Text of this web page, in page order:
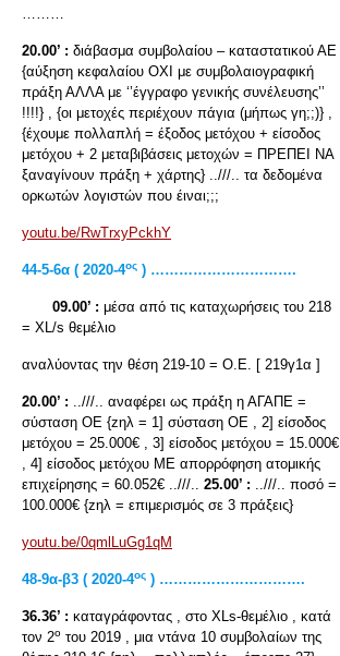
………
20.00’ : διάβασμα συμβολαίου – καταστατικού ΑΕ
{αύξηση κεφαλαίου ΟΧΙ με συμβολαιογραφική
πράξη ΑΛΛΑ με ‘’έγγραφο γενικής συνέλευσης’’
!!!!} , {οι μετοχές περιέχουν πάγια (μήπως γη;;)} ,
{έχουμε πολλαπλή = έξοδος μετόχου + είσοδος
μετόχου + 2 μεταβιβάσεις μετοχών = ΠΡΕΠΕΙ ΝΑ
ξαναγίνουν πράξη + χάρτης} ..///.. τα δεδομένα
ορκωτών λογιστών που έιναι;;;
youtu.be/RwTrxyPckhY
44-5-6α ( 2020-4ος ) ………………………….
09.00’ : μέσα από τις καταχωρήσεις του 218
= XL/s θεμέλιο
αναλύοντας την θέση 219-10 = Ο.Ε. [ 219γ1α ]
20.00’ : ..///.. αναφέρει ως πράξη η ΑΓΑΠΕ =
σύσταση ΟΕ {zηλ = 1] σύσταση ΟΕ , 2] είσοδος
μετόχου = 25.000€ , 3] είσοδος μετόχου = 15.000€
, 4] είσοδος μετόχου ΜΕ απορρόφηση ατομικής
επιχείρησης = 60.052€ ..///.. 25.00’ : ..///.. ποσό =
100.000€ {zηλ = επιμερισμός σε 3 πράξεις}
youtu.be/0qmlLuGg1qM
48-9α-β3 ( 2020-4ος ) ………………………….
36.36’ : καταγράφοντας , στο XLs-θεμέλιο , κατά
τον 2ο του 2019 , μια ντάνα 10 συμβολαίων της